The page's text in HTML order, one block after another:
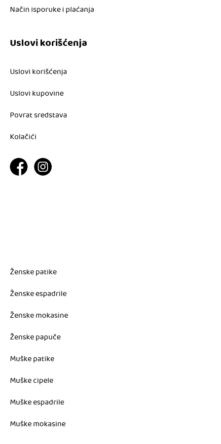
Način isporuke i plaćanja
Uslovi korišćenja
Uslovi korišćenja
Uslovi kupovine
Povrat sredstava
Kolačići
Ženske patike
Ženske espadrile
Ženske mokasine
Ženske papuče
Muške patike
Muške cipele
Muške espadrile
Muške mokasine